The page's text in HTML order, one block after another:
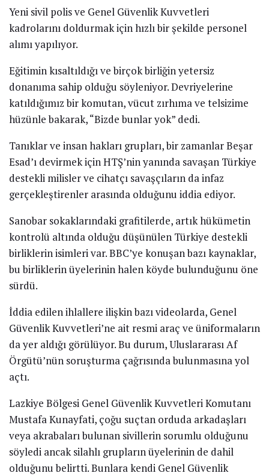
Yeni sivil polis ve Genel Güvenlik Kuvvetleri
kadrolarını doldurmak için hızlı bir şekilde personel
alımı yapılıyor.
Eğitimin kısaltıldığı ve birçok birliğin yetersiz
donanıma sahip olduğu söyleniyor. Devriyelerine
katıldığımız bir komutan, vücut zırhıma ve telsizime
hüzünle bakarak, “Bizde bunlar yok” dedi.
Tanıklar ve insan hakları grupları, bir zamanlar Beşar
Esad’ı devirmek için HTŞ’nin yanında savaşan Türkiye
destekli milisler ve cihatçı savaşçıların da infaz
gerçekleştirenler arasında olduğunu iddia ediyor.
Sanobar sokaklarındaki grafitilerde, artık hükümetin
kontrolü altında olduğu düşünülen Türkiye destekli
birliklerin isimleri var. BBC’ye konuşan bazı kaynaklar,
bu birliklerin üyelerinin halen köyde bulunduğunu öne
sürdü.
İddia edilen ihlallere ilişkin bazı videolarda, Genel
Güvenlik Kuvvetleri’ne ait resmi araç ve üniformaların
da yer aldığı görülüyor. Bu durum, Uluslararası Af
Örgütü’nün soruşturma çağrısında bulunmasına yol
açtı.
Lazkiye Bölgesi Genel Güvenlik Kuvvetleri Komutanı
Mustafa Kunayfati, çoğu suçtan orduda arkadaşları
veya akrabaları bulunan sivillerin sorumlu olduğunu
söyledi ancak silahlı grupların üyelerinin de dahil
olduğunu belirtti. Bunlara kendi Genel Güvenlik